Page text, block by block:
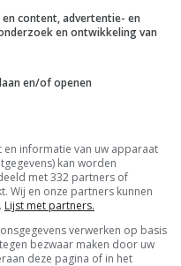
in je mailbox
content, advertentie- en
en ontwikkeling van
en/of openen
informatie van uw apparaat
kan worden
met 332 partners of
Wij en onze partners kunnen
Lijst met partners.
verwerken op basis
bezwaar maken door uw
deze pagina of in het